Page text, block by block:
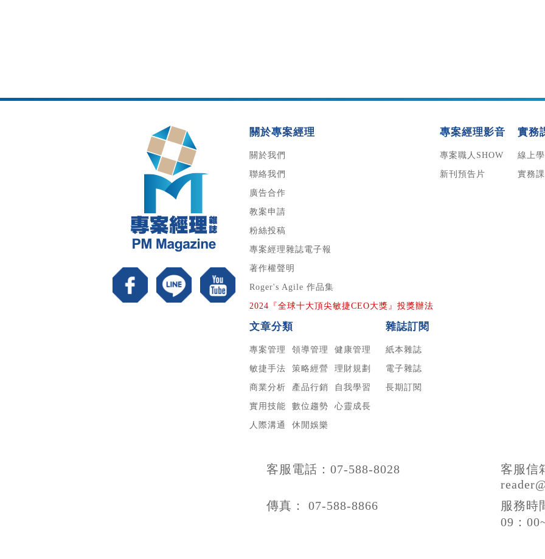
關於專案經理
關於我們
聯絡我們
廣告合作
教案申請
粉絲投稿
專案經理雜誌電子報
著作權聲明
Roger's Agile 作品集
2024『全球十大頂尖敏捷CEO大獎』投獎辦法
專案經理影音
專案職人SHOW
新刊預告片
實務
線上
實務
文章分類
專案管理
敏捷手法
商業分析
實用技能
人際溝通
領導管理
策略經營
產品行銷
數位趨勢
休閒娛樂
健康管理
理財規劃
自我學習
心靈成長
雜誌訂閱
紙本雜誌
電子雜誌
長期訂閱
客服電話：07-588-8028
客服信
傳真： 07-588-8866
服務時
09：